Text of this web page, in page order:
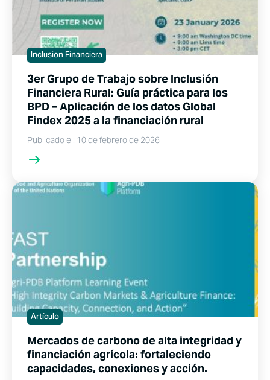
Inclusion Financiera
3er Grupo de Trabajo sobre Inclusión
Financiera Rural: Guía práctica para los
BPD – Aplicación de los datos Global
Findex 2025 a la financiación rural
Publicado el: 10 de febrero de 2026
Artículo
Mercados de carbono de alta integridad y
financiación agrícola: fortaleciendo
capacidades, conexiones y acción.